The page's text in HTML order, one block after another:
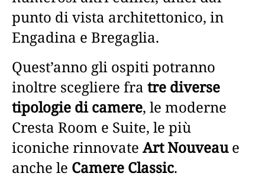
punto di vista architettonico, in
Engadina e Bregaglia.
Quest’anno gli ospiti potranno
inoltre scegliere fra tre diverse
tipologie di camere, le moderne
Cresta Room e Suite, le più
iconiche rinnovate Art Nouveaue
anche le Camere Classic.